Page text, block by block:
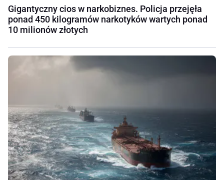
Gigantyczny cios w narkobiznes. Policja przejęła
ponad 450 kilogramów narkotyków wartych ponad
10 milionów złotych